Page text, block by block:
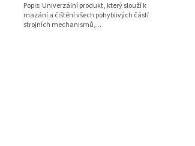
Popis: Univerzální produkt, který slouží k
mazání a čištění všech pohyblivých částí
strojních mechanismů,...